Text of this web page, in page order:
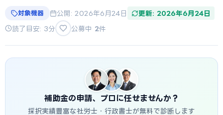
対象機器 公開: 2026年6月24日 更新: 2026年6月24日
読了目安: 3分 公募中 2件
補助金の申請、プロに任せませんか？
採択実績豊富な社労士・行政書士が無料で診断します